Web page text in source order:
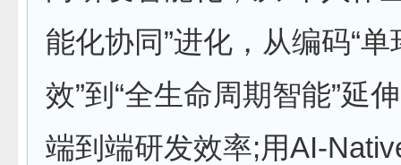
能化协同”进化，从编码“单
效”到“全生命周期智能”延
端到端研发效率;用AI-